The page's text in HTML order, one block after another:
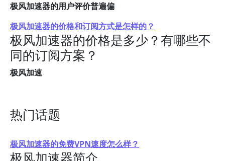
极风加速器的用户评价普遍偏
极风加速器的价格和订阅方式是怎样的？
极风加速器的价格是多少？有哪些不
同的订阅方案？
极风加速
热门话题
极风加速器的免费VPN速度怎么样？
极风加速器简介